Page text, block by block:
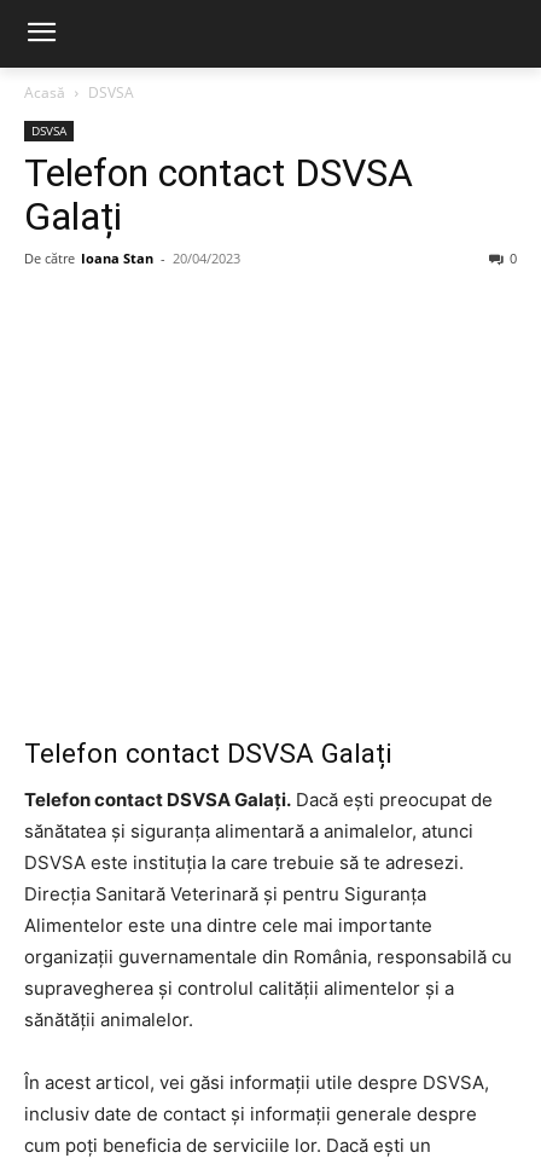
Acasă DSVSA
DSVSA
Telefon contact DSVSA
Galați
De către Ioana Stan - 20/04/2023 0
Telefon contact DSVSA Galați
Telefon contact DSVSA Galați. Dacă ești preocupat de
sănătatea și siguranța alimentară a animalelor, atunci
DSVSA este instituția la care trebuie să te adresezi.
Direcția Sanitară Veterinară și pentru Siguranța
Alimentelor este una dintre cele mai importante
organizații guvernamentale din România, responsabilă cu
supravegherea și controlul calității alimentelor și a
sănătății animalelor.
În acest articol, vei găsi informații utile despre DSVSA,
inclusiv date de contact și informații generale despre
cum poți beneficia de serviciile lor. Dacă ești un